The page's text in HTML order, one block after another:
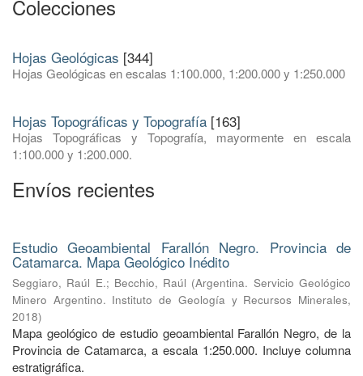
Colecciones
Hojas Geológicas [344]
Hojas Geológicas en escalas 1:100.000, 1:200.000 y 1:250.000
Hojas Topográficas y Topografía [163]
Hojas Topográficas y Topografía, mayormente en escala
1:100.000 y 1:200.000.
Envíos recientes
Estudio Geoambiental Farallón Negro. Provincia de
Catamarca. Mapa Geológico Inédito
Seggiaro, Raúl E.; Becchio, Raúl (Argentina. Servicio Geológico
Minero Argentino. Instituto de Geología y Recursos Minerales,
2018)
Mapa geológico de estudio geoambiental Farallón Negro, de la
Provincia de Catamarca, a escala 1:250.000. Incluye columna
estratigráfica.